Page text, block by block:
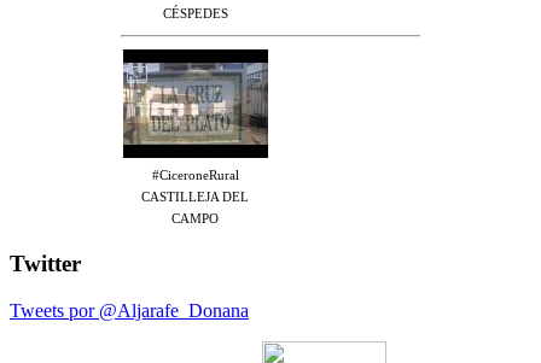
CÉSPEDES
#CiceroneRural
CASTILLEJA DEL
CAMPO
Twitter
Tweets por @Aljarafe_Donana